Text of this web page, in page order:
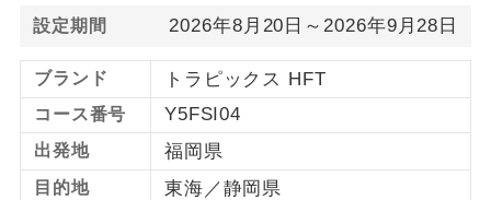
設定期間 2026年8月20日～2026年9月28日
ブランド トラピックス HFT
コース番号 Y5FSI04
出発地 福岡県
目的地 東海／静岡県
おひとり様参
加限定
おひとり様限定でご参加いただけるコー
スです。
1名様1室同代
金
1名様1室利用でも追加料金がかからない
コースです。
ご夫婦限定
ご夫婦限定でご参加いただけるコースで
す。